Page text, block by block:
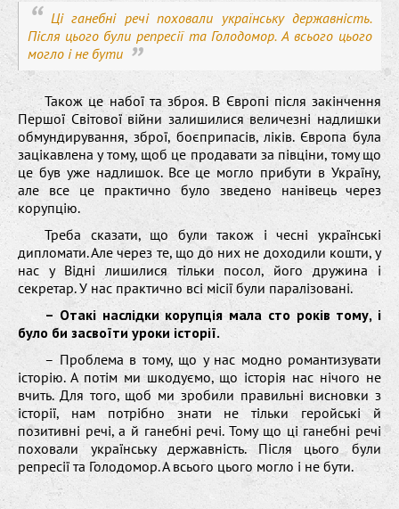
Ці ганебні речі поховали українську державність.
Після цього були репресії та Голодомор. А всього цього
могло і не бути
Також це набої та зброя. В Європі після закінчення
Першої Світової війни залишилися величезні надлишки
обмундирування, зброї, боєприпасів, ліків. Європа була
зацікавлена у тому, щоб це продавати за півціни, тому що
це був уже надлишок. Все це могло прибути в Україну,
але все це практично було зведено нанівець через
корупцію.
Треба сказати, що були також і чесні українські
дипломати. Але через те, що до них не доходили кошти, у
нас у Відні лишилися тільки посол, його дружина і
секретар. У нас практично всі місії були паралізовані.
– Отакі наслідки корупція мала сто років тому, і
було би засвоїти уроки історії.
– Проблема в тому, що у нас модно романтизувати
історію. А потім ми шкодуємо, що історія нас нічого не
вчить. Для того, щоб ми зробили правильні висновки з
історії, нам потрібно знати не тільки геройські й
позитивні речі, а й ганебні речі. Тому що ці ганебні речі
поховали українську державність. Після цього були
репресії та Голодомор. А всього цього могло і не бути.